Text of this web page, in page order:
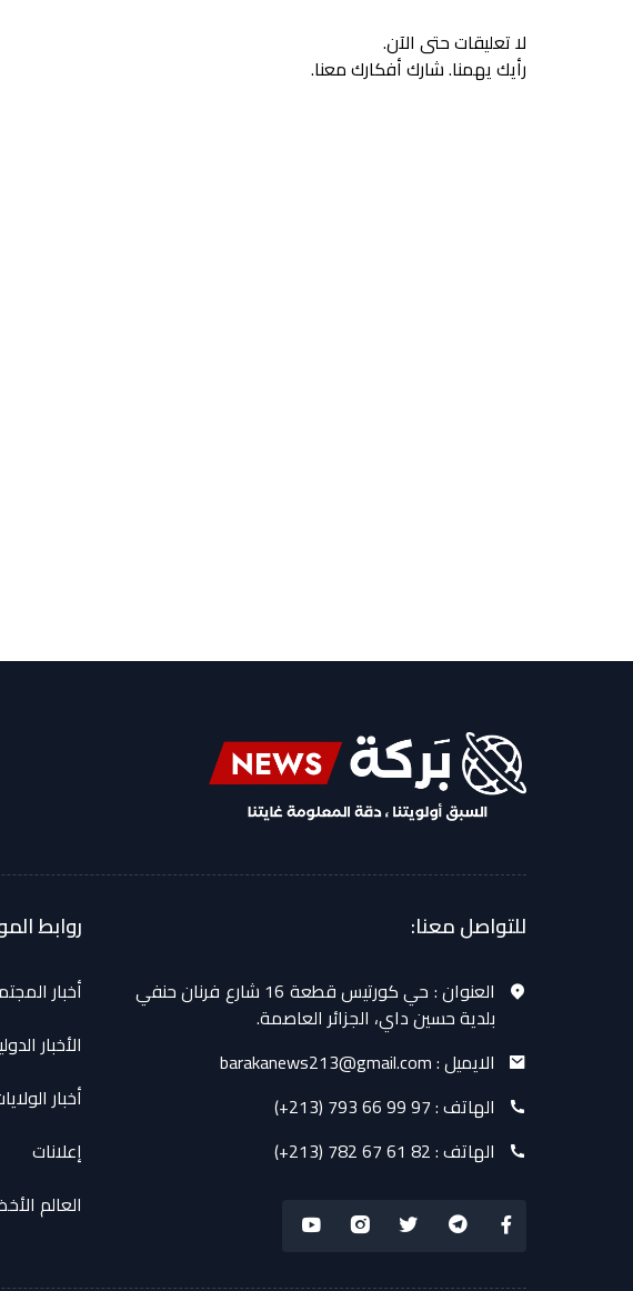
لا تعليقات حتى الآن.
رأيك يهمنا. شارك أفكارك معنا.
للتواصل معنا:
العنوان :
حي كورتيس قطعة 16 شارع فرنان حنفي
بلدية حسين داي، الجزائر العاصمة.
الايميل :barakanews213@gmail.com
الهاتف :(+213) 793 66 99 97
الهاتف :(+213) 782 67 61 82
روابط
أخبار
الأخبار
أخبار
إعلانات
العالم